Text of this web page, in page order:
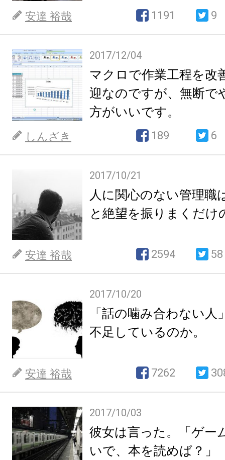
安達 裕哉 1191 9
2017/12/04
マクロで作業工程を改
迎なのですが、無断で
方がいいです。
しんざき 189 6
2017/10/21
人に関心のない管理職
と絶望を振りまくだけ
安達 裕哉 2594 58
2017/10/20
「話の噛み合わない人
不足しているのか。
安達 裕哉 7262
2017/10/03
彼女は言った。「ゲー
いで、本を読めば？」